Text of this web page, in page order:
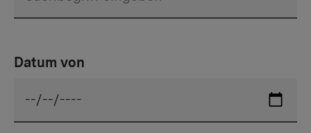
Datum von